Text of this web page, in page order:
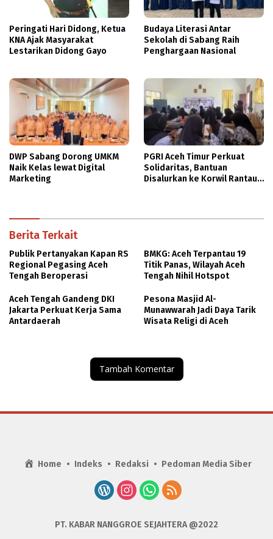
Peringati Hari Didong, Ketua
KNA Ajak Masyarakat
Lestarikan Didong Gayo
Budaya Literasi Antar
Sekolah di Sabang Raih
Penghargaan Nasional
DWP Sabang Dorong UMKM
Naik Kelas lewat Digital
Marketing
PGRI Aceh Timur Perkuat
Solidaritas, Bantuan
Disalurkan ke Korwil Rantau
Berita Terkait
Publik Pertanyakan Kapan RS
Regional Pegasing Aceh
Tengah Beroperasi
BMKG: Aceh Terpantau 19
Titik Panas, Wilayah Aceh
Tengah Nihil Hotspot
Aceh Tengah Gandeng DKI
Jakarta Perkuat Kerja Sama
Antardaerah
Pesona Masjid Al-
Munawwarah Jadi Daya Tarik
Wisata Religi di Aceh
Tambah Komentar
Home Indeks Redaksi Pedoman Media Siber
PT. KABAR NANGGROE SEJAHTERA @2022